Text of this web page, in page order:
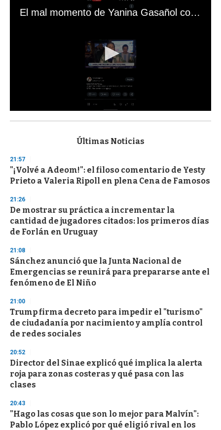
El mal momento de Yanina Gasañol con un hincha argentino en "Subrayado"
s
d
s
o
f
3
s
c
o
d
s
Últimas Noticias
21:57
"¡Volvé a Adeom!": el filoso comentario de Yesty
Prieto a Valeria Ripoll en plena Cena de Famosos
21:26
De mostrar su práctica a incrementar la
cantidad de jugadores citados: los primeros días
de Forlán en Uruguay
21:08
Sánchez anunció que la Junta Nacional de
Emergencias se reunirá para prepararse ante el
fenómeno de El Niño
21:00
Trump firma decreto para impedir el "turismo"
de ciudadanía por nacimiento y amplía control
de redes sociales
20:52
Director del Sinae explicó qué implica la alerta
roja para zonas costeras y qué pasa con las
clases
20:43
"Hago las cosas que son lo mejor para Malvín":
Pablo López explicó por qué eligió rival en los